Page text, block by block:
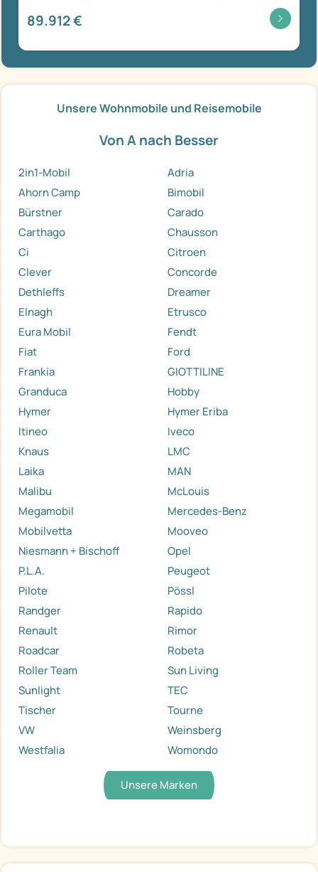
89.912 €
Unsere Wohnmobile und Reisemobile
Von A nach Besser
2in1-Mobil
Adria
Ahorn Camp
Bimobil
Bürstner
Carado
Carthago
Chausson
Ci
Citroen
Clever
Concorde
Dethleffs
Dreamer
Elnagh
Etrusco
Eura Mobil
Fendt
Fiat
Ford
Frankia
GIOTTILINE
Granduca
Hobby
Hymer
Hymer Eriba
Itineo
Iveco
Knaus
LMC
Laika
MAN
Malibu
McLouis
Megamobil
Mercedes-Benz
Mobilvetta
Mooveo
Niesmann + Bischoff
Opel
P.L.A.
Peugeot
Pilote
Pössl
Randger
Rapido
Renault
Rimor
Roadcar
Robeta
Roller Team
Sun Living
Sunlight
TEC
Tischer
Tourne
VW
Weinsberg
Westfalia
Womondo
Unsere Marken